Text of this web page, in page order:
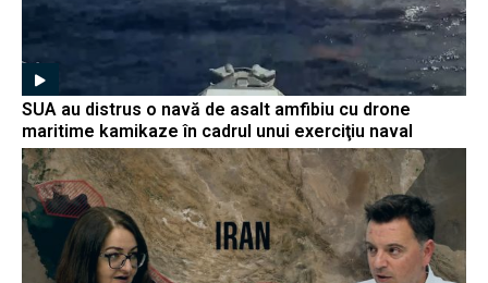
SUA au distrus o navă de asalt amfibiu cu drone
maritime kamikaze în cadrul unui exerciţiu naval